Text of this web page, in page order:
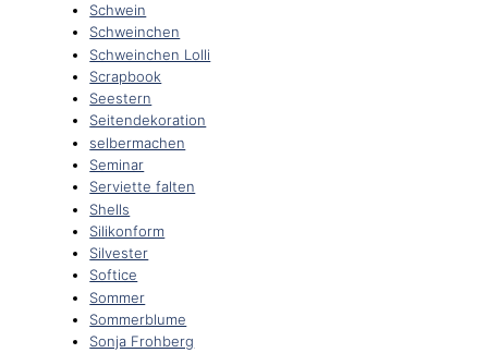
Schwein
Schweinchen
Schweinchen Lolli
Scrapbook
Seestern
Seitendekoration
selbermachen
Seminar
Serviette falten
Shells
Silikonform
Silvester
Softice
Sommer
Sommerblume
Sonja Frohberg